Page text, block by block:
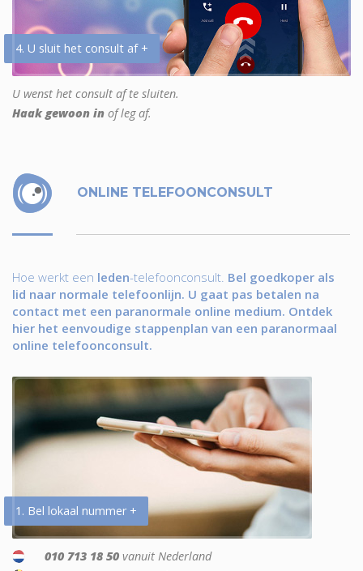
4. U sluit het consult af +
U wenst het consult af te sluiten.
Haak gewoon in of leg af.
ONLINE TELEFOONCONSULT
Hoe werkt een leden-telefoonconsult. Bel goedkoper als
lid naar normale telefoonlijn. U gaat pas betalen na
contact met een paranormale online medium. Ontdek
hier het eenvoudige stappenplan van een paranormaal
online telefoonconsult.
1. Bel lokaal nummer +
010 713 18 50 vanuit Nederland